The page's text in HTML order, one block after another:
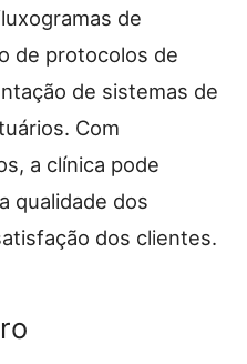
de
de protocolos de
de sistemas de
Com
a clínica pode
qualidade dos
dos clientes.